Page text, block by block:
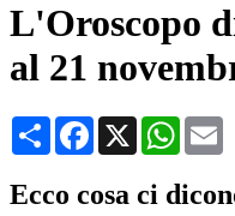
L'Oroscopo
al 21
CondividiFacebook
X
Ecco cosa ci